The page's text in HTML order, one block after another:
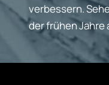
verbessern.
der frühen Jahre